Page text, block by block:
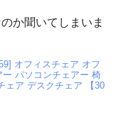
か聞いてしまいま
オフィスチェア オフ
パソコンチェアー 椅
ェア デスクチェア 【30